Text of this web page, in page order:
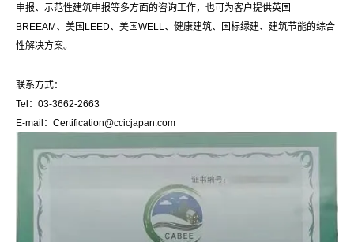
申报、示范性建筑申报等多方面的咨询工作，也可为客户提供英国
BREEAM、美国LEED、美国WELL、健康建筑、国标绿建、建筑节能的综合
性解决方案。
联系方式：
Tel：03-3662-2663
E-mail：Certification@ccicjapan.com